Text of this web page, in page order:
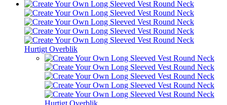
Hurtigt Overblik